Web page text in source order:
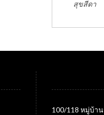
สุขสีดา
100/118 หมู่บ้า